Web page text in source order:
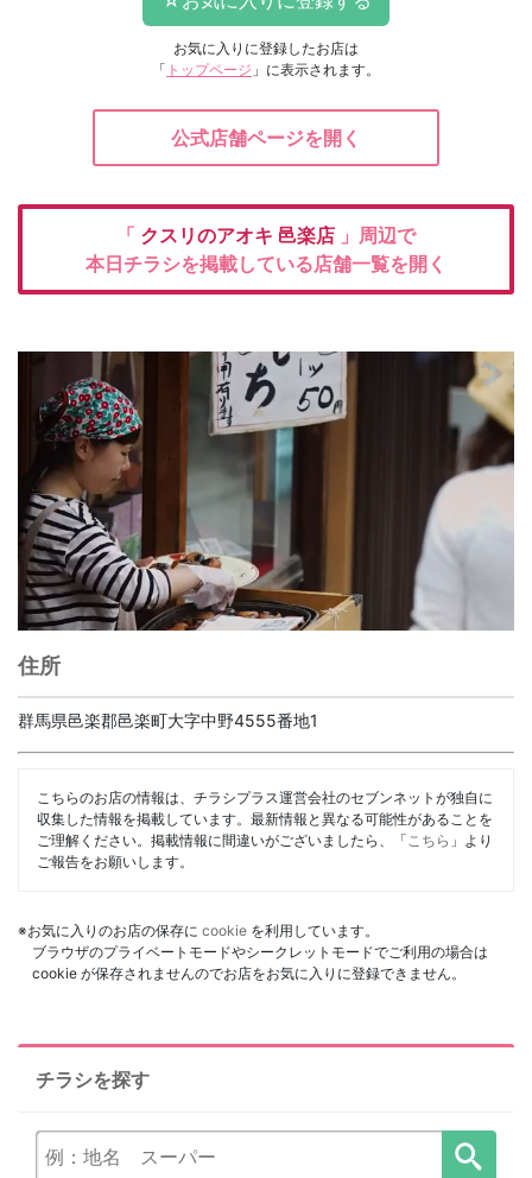
お気に入りに登録したお店は
「 トップページ 」に表示されます。
公式店舗ページを開く
「 クスリのアオキ 邑楽店 」周辺で
本日チラシを掲載している店舗一覧を開く
住所
群馬県邑楽郡邑楽町大字中野4555番地1
こちらのお店の情報は、チラシプラス運営会社のセブンネットが独自に
収集した情報を掲載しています。最新情報と異なる可能性があることを
ご理解ください。掲載情報に間違いがございましたら、「 こちら 」より
ご報告をお願いします。
※お気に入りのお店の保存に cookie を利用しています。
ブラウザのプライベートモードやシークレットモードでご利用の場合は
cookie が保存されませんのでお店をお気に入りに登録できません。
チラシを探す